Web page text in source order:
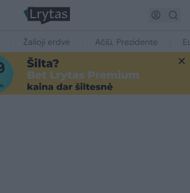
Žalioji erdvė Ačiū, Prezidente